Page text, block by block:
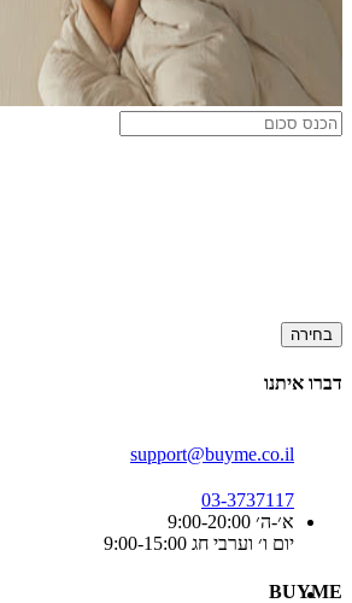
בחירה
דברו איתנו
support@buyme.co.il
03-3737117
א׳-ה׳ 9:00-20:00
יום ו׳ וערבי חג 9:00-15:00
BUYME